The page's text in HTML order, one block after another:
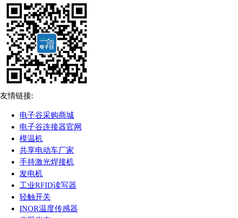
友情链接:
电子谷采购商城
电子谷连接器官网
模温机
共享电动车厂家
手持激光焊接机
发电机
工业RFID读写器
轻触开关
INOR温度传感器